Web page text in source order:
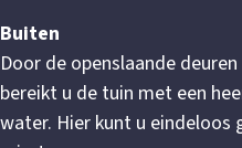
Buiten
Door de openslaande
bereikt u de tuin met een
water. Hier kunt u eindeloos